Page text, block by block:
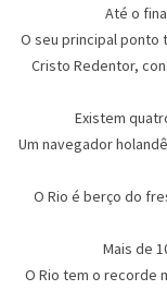
Até o
O seu principal ponto
Cristo Redentor,
Existem
Um navegador
O Rio é berço do
Mais de
O Rio tem o recorde